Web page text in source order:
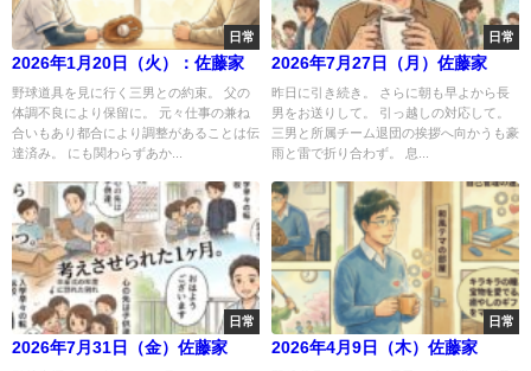
日常
2026年1月20日（火）：佐藤家
野球道具を見に行く三男との約束。 父の
体調不良により保留に。 元々仕事の兼ね
合いもあり都合により調整があることは伝
達済み。 にも関わらずあか...
日常
2026年7月27日（月）佐藤家
昨日に引き続き。 さらに朝も早よから長
男をお送りして。 引っ越しの対応して。
三男と所属チーム退団の挨拶へ向かうも豪
雨と雷で折り合わず。 息...
日常
2026年7月31日（金）佐藤家
日常
2026年4月9日（木）佐藤家